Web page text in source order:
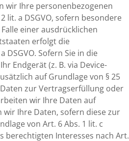
wir Ihre personenbezogenen
lit. a DSGVO, sofern besondere
einer ausdrücklichen
erfolgt die
Sofern Sie in die
Endgerät (z. B. via Device-
auf Grundlage von § 25
zur Vertragserfüllung oder
wir Ihre Daten auf
wir Ihre Daten, sofern diese zur
von Art. 6 Abs. 1 lit. c
berechtigten Interesses nach Art.